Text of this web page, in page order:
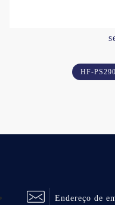
HF-
Endereço de